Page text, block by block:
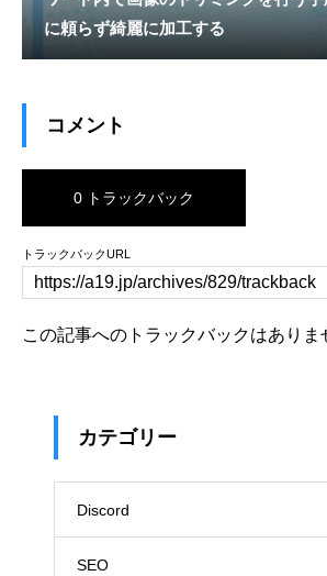
に頼らず綺麗に加工する
コメント
0 トラックバック
トラックバックURL
この記事へのトラックバックはありま
カテゴリー
Discord
SEO